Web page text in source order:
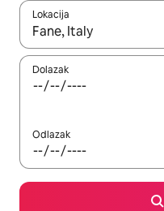
Lokacija
Kada budu dostupni
Dolazak
Odlazak